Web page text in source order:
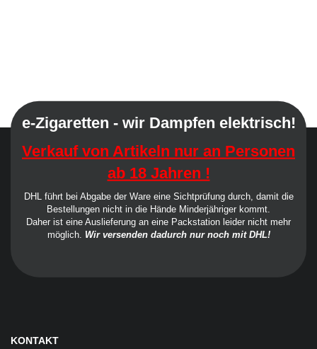
e-Zigaretten - wir Dampfen elektrisch!
Verkauf von Artikeln nur an Personen
ab 18 Jahren !
DHL führt bei Abgabe der Ware eine Sichtprüfung durch, damit die
Bestellungen nicht in die Hände Minderjähriger kommt.
Daher ist eine Auslieferung an eine Packstation leider nicht mehr
möglich. Wir versenden dadurch nur noch mit DHL!
KONTAKT